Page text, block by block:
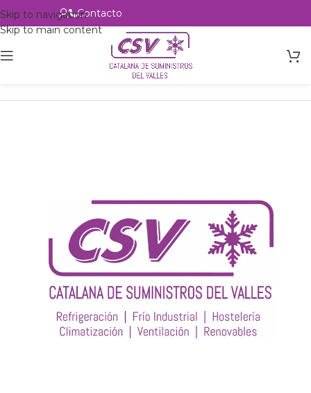
Skip to navigation
Skip to main content
Contacto
Intercambio